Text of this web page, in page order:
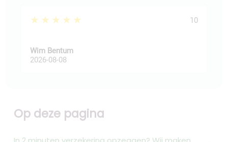
★★★★★ 10
Wim Bentum
2026-08-08
Op deze pagina